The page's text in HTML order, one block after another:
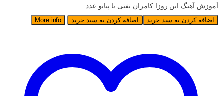
آموزش آهنگ این روزا کامران تفتی با پیانو عدد
اضافه کردن به سبد خرید اضافه کردن به سبد خرید More info